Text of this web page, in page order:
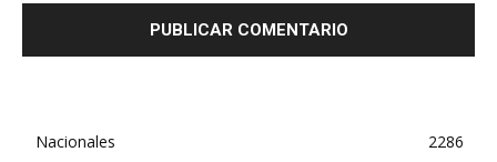
Nacionales
2286